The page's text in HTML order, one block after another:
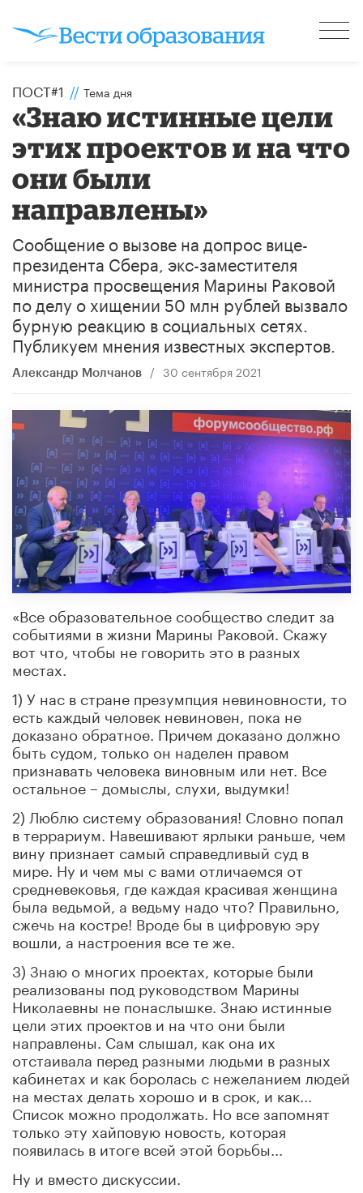
ПОСТ#1 // Тема дня
«Знаю истинные цели
этих проектов и на что
они были
направлены»
Сообщение о вызове на допрос вице-
президента Сбера, экс-заместителя
министра просвещения Марины Раковой
по делу о хищении 50 млн рублей вызвало
бурную реакцию в социальных сетях.
Публикуем мнения известных экспертов.
Александр Молчанов / 30 сентября 2021
«Все образовательное сообщество следит за
событиями в жизни Марины Раковой. Скажу
вот что, чтобы не говорить это в разных
местах.
1) У нас в стране презумпция невиновности, то
есть каждый человек невиновен, пока не
доказано обратное. Причем доказано должно
быть судом, только он наделен правом
признавать человека виновным или нет. Все
остальное – домыслы, слухи, выдумки!
2) Люблю систему образования! Словно попал
в террариум. Навешивают ярлыки раньше, чем
вину признает самый справедливый суд в
мире. Ну и чем мы с вами отличаемся от
средневековья, где каждая красивая женщина
была ведьмой, а ведьму надо что? Правильно,
сжечь на костре! Вроде бы в цифровую эру
вошли, а настроения все те же.
3) Знаю о многих проектах, которые были
реализованы под руководством Марины
Николаевны не понаслышке. Знаю истинные
цели этих проектов и на что они были
направлены. Сам слышал, как она их
отстаивала перед разными людьми в разных
кабинетах и как боролась с нежеланием людей
на местах делать хорошо и в срок, и как...
Список можно продолжать. Но все запомнят
только эту хайповую новость, которая
появилась в итоге всей этой борьбы...
Ну и вместо дискуссии.